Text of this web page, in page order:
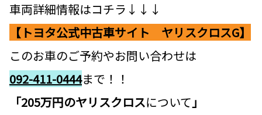
車両詳細情報はコチラ↓↓↓
【トヨタ公式中古車サイト ヤリスクロスG】
このお車のご予約やお問い合わせは
092-411-0444まで！！
「205万円のヤリスクロスについて」